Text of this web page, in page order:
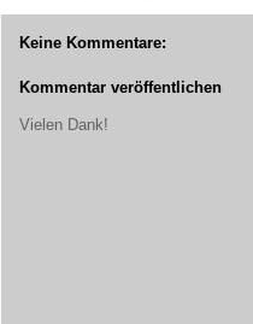
Keine Kommentare:
Kommentar veröffentlichen
Vielen Dank!